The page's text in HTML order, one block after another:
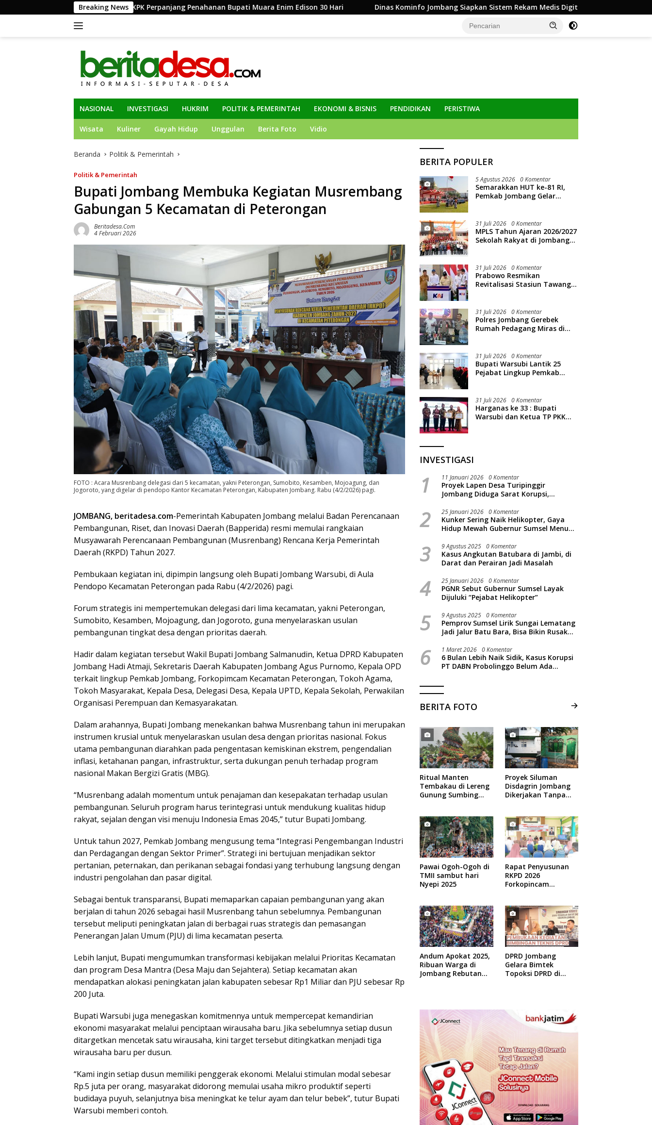
ke
Breaking News
KPK Perpanjang Penahanan Bupati Muara Enim Edison 30 Hari Dinas Kominfo Jombang Siapkan Sistem Rekam Medis Digital dan Wifi Rakyat, Dukung Muktamar
NASIONAL INVESTIGASI HUKRIM POLITIK & PEMERINTAH EKONOMI & BISNIS PENDIDIKAN PERISTIWA
Wisata Kuliner Gayah Hidup Unggulan Berita Foto Vidio
Beranda Politik & Pemerintah
Politik & Pemerintah
Bupati Jombang Membuka Kegiatan Musrembang
Gabungan 5 Kecamatan di Peterongan
Beritadesa.com
4 Februari 2026
FOTO : Acara Musrenbang delegasi dari 5 kecamatan, yakni Peterongan, Sumobito, Kesamben, Mojoagung, dan
Jogoroto, yang digelar di pendopo Kantor Kecamatan Peterongan, Kabupaten Jombang. Rabu (4/2/2026) pagi.
JOMBANG, beritadesa.com-Pemerintah Kabupaten Jombang melalui Badan Perencanaan
Pembangunan, Riset, dan Inovasi Daerah (Bapperida) resmi memulai rangkaian
Musyawarah Perencanaan Pembangunan (Musrenbang) Rencana Kerja Pemerintah
Daerah (RKPD) Tahun 2027.
Pembukaan kegiatan ini, dipimpin langsung oleh Bupati Jombang Warsubi, di Aula
Pendopo Kecamatan Peterongan pada Rabu (4/2/2026) pagi.
Forum strategis ini mempertemukan delegasi dari lima kecamatan, yakni Peterongan,
Sumobito, Kesamben, Mojoagung, dan Jogoroto, guna menyelaraskan usulan
pembangunan tingkat desa dengan prioritas daerah.
Hadir dalam kegiatan tersebut Wakil Bupati Jombang Salmanudin, Ketua DPRD Kabupaten
Jombang Hadi Atmaji, Sekretaris Daerah Kabupaten Jombang Agus Purnomo, Kepala OPD
terkait lingkup Pemkab Jombang, Forkopimcam Kecamatan Peterongan, Tokoh Agama,
Tokoh Masyarakat, Kepala Desa, Delegasi Desa, Kepala UPTD, Kepala Sekolah, Perwakilan
Organisasi Perempuan dan Kemasyarakatan.
Dalam arahannya, Bupati Jombang menekankan bahwa Musrenbang tahun ini merupakan
instrumen krusial untuk menyelaraskan usulan desa dengan prioritas nasional. Fokus
utama pembangunan diarahkan pada pengentasan kemiskinan ekstrem, pengendalian
inflasi, ketahanan pangan, infrastruktur, serta dukungan penuh terhadap program
nasional Makan Bergizi Gratis (MBG).
“Musrenbang adalah momentum untuk penajaman dan kesepakatan terhadap usulan
pembangunan. Seluruh program harus terintegrasi untuk mendukung kualitas hidup
rakyat, sejalan dengan visi menuju Indonesia Emas 2045,” tutur Bupati Jombang.
Untuk tahun 2027, Pemkab Jombang mengusung tema “Integrasi Pengembangan Industri
dan Perdagangan dengan Sektor Primer”. Strategi ini bertujuan menjadikan sektor
pertanian, peternakan, dan perikanan sebagai fondasi yang terhubung langsung dengan
industri pengolahan dan pasar digital.
Sebagai bentuk transparansi, Bupati memaparkan capaian pembangunan yang akan
berjalan di tahun 2026 sebagai hasil Musrenbang tahun sebelumnya. Pembangunan
tersebut meliputi peningkatan jalan di berbagai ruas strategis dan pemasangan
Penerangan Jalan Umum (PJU) di lima kecamatan peserta.
Lebih lanjut, Bupati mengumumkan transformasi kebijakan melalui Prioritas Kecamatan
dan program Desa Mantra (Desa Maju dan Sejahtera). Setiap kecamatan akan
mendapatkan alokasi peningkatan jalan kabupaten sebesar Rp1 Miliar dan PJU sebesar Rp
200 Juta.
Bupati Warsubi juga menegaskan komitmennya untuk mempercepat kemandirian
ekonomi masyarakat melalui penciptaan wirausaha baru. Jika sebelumnya setiap dusun
ditargetkan mencetak satu wirausaha, kini target tersebut ditingkatkan menjadi tiga
wirausaha baru per dusun.
“Kami ingin setiap dusun memiliki penggerak ekonomi. Melalui stimulan modal sebesar
Rp.5 juta per orang, masyarakat didorong memulai usaha mikro produktif seperti
budidaya puyuh, selanjutnya bisa meningkat ke telur ayam dan telur bebek”, tutur Bupati
Warsubi memberi contoh.
BERITA POPULER
5 Agustus 2026 0 Komentar
Semarakkan HUT ke-81 RI,
Pemkab Jombang Gelar
31 Juli 2026 0 Komentar
MPLS Tahun Ajaran 2026/2027
Sekolah Rakyat di Jombang
31 Juli 2026 0 Komentar
Prabowo Resmikan
Revitalisasi Stasiun Tawang
31 Juli 2026 0 Komentar
Polres Jombang Gerebek
Rumah Pedagang Miras di
31 Juli 2026 0 Komentar
Bupati Warsubi Lantik 25
Pejabat Lingkup Pemkab
31 Juli 2026 0 Komentar
Harganas ke 33 : Bupati
Warsubi dan Ketua TP PKK
INVESTIGASI
1 11 Januari 2026 0 Komentar
Proyek Lapen Desa Turipinggir
Jombang Diduga Sarat Korupsi,
2 25 Januari 2026 0 Komentar
Kunker Sering Naik Helikopter, Gaya
Hidup Mewah Gubernur Sumsel Menuai
3 9 Agustus 2025 0 Komentar
Kasus Angkutan Batubara di Jambi, di
Darat dan Perairan Jadi Masalah
4 25 Januari 2026 0 Komentar
PGNR Sebut Gubernur Sumsel Layak
Dijuluki “Pejabat Helikopter”
5 9 Agustus 2025 0 Komentar
Pemprov Sumsel Lirik Sungai Lematang
Jadi Jalur Batu Bara, Bisa Bikin Rusak
6 1 Maret 2026 0 Komentar
6 Bulan Lebih Naik Sidik, Kasus Korupsi
PT DABN Probolinggo Belum Ada
BERITA FOTO
Ritual Manten
Tembakau di Lereng
Gunung Sumbing
Proyek Siluman
Disdagrin Jombang
Dikerjakan Tanpa
Pawai Ogoh-Ogoh di
TMII sambut hari
Nyepi 2025
Rapat Penyusunan
RKPD 2026
Forkopincam
Andum Apokat 2025,
Ribuan Warga di
Jombang Rebutan
DPRD Jombang
Gelara Bimtek
Topoksi DPRD di